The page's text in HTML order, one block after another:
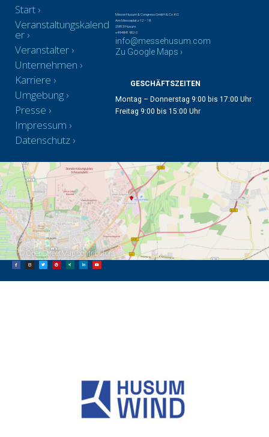
Start
Veranstaltungskalend
er
Veranstalter
Unternehmen
Karriere
Umgebung
Presse
Impressum
Datenschutz
Messe Husum & Congress GmbH & Co. KG
Am Messeplatz 12 – 18
25813 Husum
+49 4841 902-0
info@messehusum.com
Zu Google Maps ›
GESCHÄFTSZEITEN
Montag – Donnerstag 9:00 bis 17:00 Uhr
Freitag 9:00 bis 15:00 Uhr
© OpenStreetMapcontributors